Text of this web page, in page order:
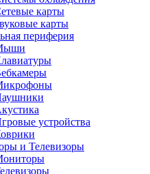
карты
карты
периферия
устройства
и Телевизоры